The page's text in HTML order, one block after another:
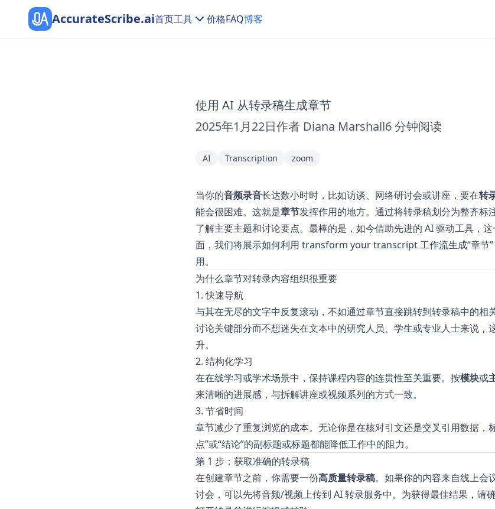
AccurateScribe.ai首页工具 价格FAQ博客
使用 AI 从转录稿生成章节
2025年1月22日作者 Diana Marshall6 分钟阅读
AI Transcription zoom
当你的音频录音长达数小时时，比如访谈、网络研讨会或讲座，要在转
能会很困难。这就是章节发挥作用的地方。通过将转录稿划分为整齐标
了解主要主题和讨论要点。最棒的是，如今借助先进的 AI 驱动工具，
面，我们将展示如何利用 transform your transcript工作流生成“章节
用。
为什么章节对转录内容组织很重要
1. 快速导航
与其在无尽的文字中反复滚动，不如通过章节直接跳转到转录稿中的相
讨论关键部分而不想迷失在文本中的研究人员、学生或专业人士来说，
升。
2. 结构化学习
在在线学习或学术场景中，保持课程内容的连贯性至关重要。按模块或
来清晰的进展感，与拆解讲座或视频系列的方式一致。
3. 节省时间
章节减少了重复浏览的成本。无论你是在核对引文还是交叉引用数据，
点”或“结论”的副标题或标题都能降低工作中的阻力。
第 1 步：获取准确的转录稿
在创建章节之前，你需要一份高质量转录稿。如果你的内容来自线上会
讨会，可以先将音频/视频上传到 AI 转录服务中。为获得最佳结果，请